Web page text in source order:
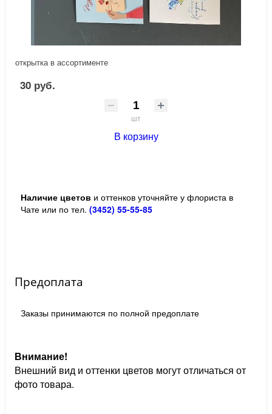
открытка в ассортименте
30 руб.
шт
В корзину
Наличие цветов и оттенков уточняйте у флориста в
Чате или по тел. (3452) 55-55-85
Предоплата
Заказы принимаются по полной предоплате
Внимание!
Внешний вид и оттенки цветов могут отличаться от
фото товара.